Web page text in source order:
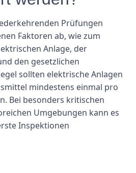
Prüfungen
Faktoren ab, wie zum
Anlage, der
den gesetzlichen
sollten elektrische Anlagen
mindestens einmal pro
Bei besonders kritischen
Umgebungen kann es
Inspektionen